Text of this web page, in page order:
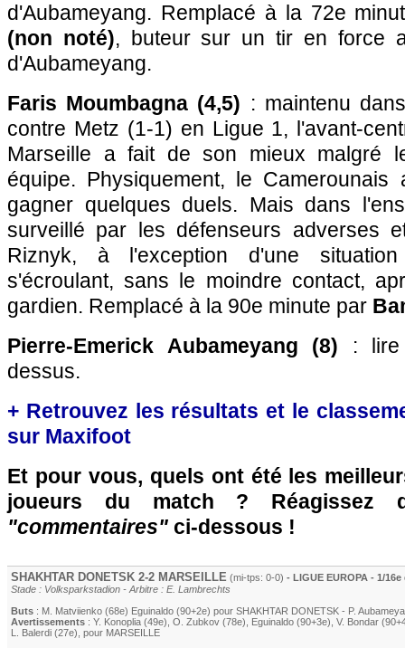
d'Aubameyang. Remplacé à la 72e
(non noté), buteur sur un tir en force
d'Aubameyang.
Faris Moumbagna (4,5) : maintenu
contre Metz (1-1) en Ligue 1, l'avant-
Marseille a fait de son mieux malgré
équipe. Physiquement, le
gagner quelques duels. Mais dans
surveillé par les défenseurs adverses
Riznyk, à l'exception d'une
s'écroulant, sans le moindre contact,
gardien. Remplacé à la 90e minute par
Pierre-Emerick Aubameyang (8) : lire
dessus.
+ Retrouvez les résultats et le
sur Maxifoot
Et pour vous, quels ont été les
joueurs du match ? Réagissez
"commentaires" ci-dessous !
SHAKHTAR DONETSK 2-2 MARSEILLE (mi-tps: 0-0) - LIGUE EUROPA - 1/
Stade : Volksparkstadion - Arbitre : E. Lambrechts
Buts : M. Matviienko (68e) Eguinaldo (90+2e) pour SHAKHTAR DONETSK - P.
Avertissements : Y. Konoplia (49e) O. Zubkov (78e) Eguinaldo (90+3e) V. Bondar
L. Balerdi (27e) , pour MARSEILLE